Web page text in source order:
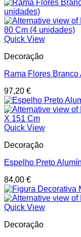
Quick View
Decoração
Rama Flores
97,20 €
Quick View
Decoração
Espelho Preto
84,00 €
Quick View
Decoração